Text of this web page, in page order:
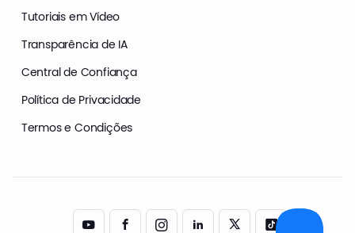
Tutoriais em Vídeo
Transparência de IA
Central de Confiança
Política de Privacidade
Termos e Condições